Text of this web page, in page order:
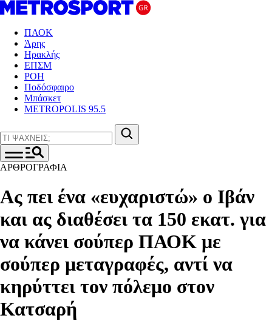
ΠΑΟΚ
Άρης
Ηρακλής
ΕΠΣΜ
ΡΟΗ
Ποδόσφαιρο
Μπάσκετ
METROPOLIS 95.5
ΑΡΘΡΟΓΡΑΦΙΑ
Ας πει ένα «ευχαριστώ» ο Ιβάν
και ας διαθέσει τα 150 εκατ. για
να κάνει σούπερ ΠΑΟΚ με
σούπερ μεταγραφές, αντί να
κηρύττει τον πόλεμο στον
Κατσαρή